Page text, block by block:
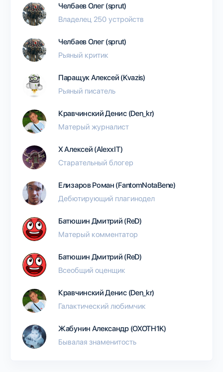
Челбаев Олег (sprut)
Владелец 250 устройств
Челбаев Олег (sprut)
Рьяный критик
Паращук Алексей (Kvazis)
Рьяный писатель
Кравчинский Денис (Den_kr)
Матерый журналист
Х Алексей (AlexxIT)
Старательный блогер
Елизаров Роман (FantomNotaBene)
Дебютирующий плагинодел
Батюшин Дмитрий (ReD)
Матерый комментатор
Батюшин Дмитрий (ReD)
Всеобщий оценщик
Кравчинский Денис (Den_kr)
Галактический любимчик
Жабунин Александр (OXOTH1K)
Бывалая знаменитость